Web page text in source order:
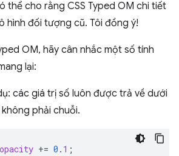
thể cho rằng CSS Typed OM chi tiết
hình đối tượng cũ. Tôi đồng ý!
OM, hãy cân nhắc một số tính
lại:
các giá trị số luôn được trả về dưới
phải chuỗi.
opacity += 0 . 1 ;